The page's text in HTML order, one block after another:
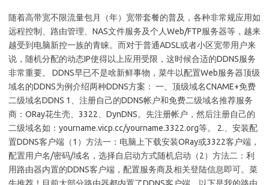
随着高带宽不限流量包月（年）宽带套餐的普及，各种非常规应用如
远程控制、路由管理、NAS文件服务及个人Web/FTP服务器等，越来
越受到电脑新控一族的青睐。而对于普通ADSL或者小区宽带用户来
说，随机分配的动态IP使得以上应用受限，这时候合适的DDNS服务
非常重要。 DDNS早已不是啥新鲜事物，菜牛以配置Web服务器顶级
域名的DDNS为例介绍两种DDNS方案： 一、顶级域名CNAME+免费
二级域名DDNS 1、注册自己的DDNS帐户和免费二级域名推荐服务
商：ORay花生壳、3322、DynDNS。先注册帐户，然后注册自己的
二级域名如：yourname.vicp.cc/yourname.3322.org等。 2.、安装配
置DDNS客户端（1）方法一：电脑上下载安装ORay或3322客户端，
配置用户名/密码/域名，选择自启动方式随机启动（2）方法二：利
用路由器内置的DDNS客户端，配置服务商及相关登陆信息即可。菜